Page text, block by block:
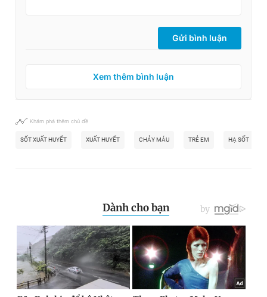
Gửi bình luận
Xem thêm bình luận
Khám phá thêm chủ đề
SỐT XUẤT HUYẾT XUẤT HUYẾT CHẢY MÁU TRẺ EM HẠ SỐT